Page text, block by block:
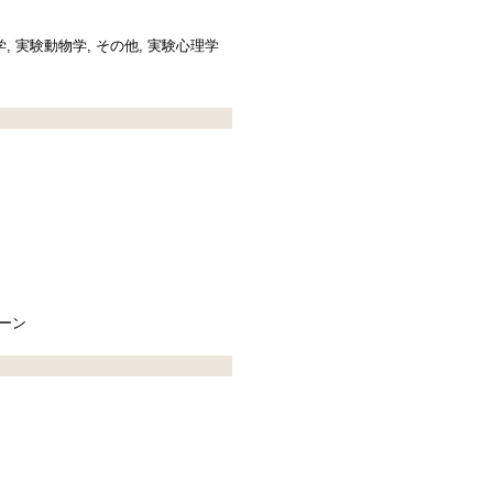
実験動物学, その他, 実験心理学
ン